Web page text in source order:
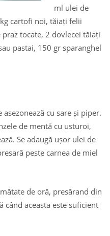
ml ulei de
cartofi noi, tăiați felii
tocate, 2 dovlecei tăiați
pastai, 150 gr sparanghel
asezonează cu sare și piper.
de mentă cu usturoi,
Se adaugă ușor ulei de
peste carnea de miel
de oră, presărand din
când aceasta este suficient